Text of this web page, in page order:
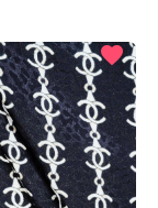
favorite